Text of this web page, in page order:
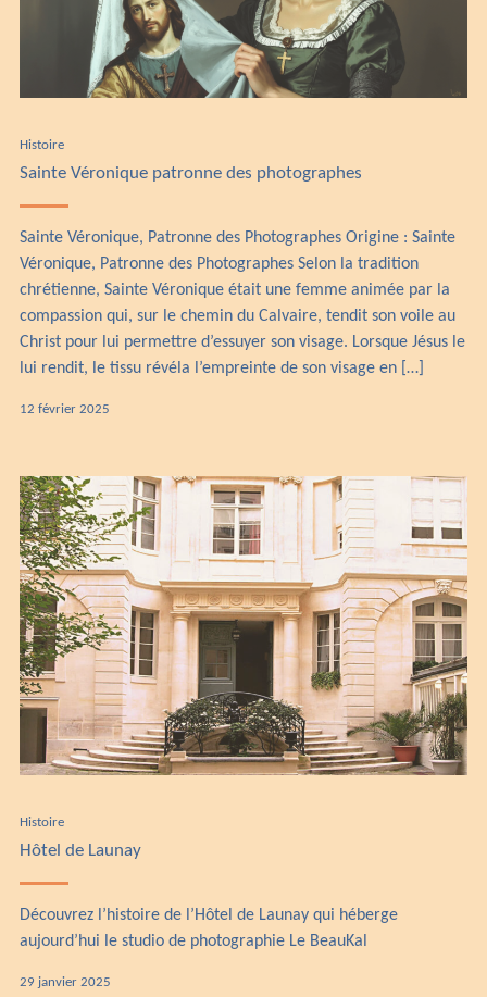
Histoire
Sainte Véronique patronne des photographes
Sainte Véronique, Patronne des Photographes Origine : Sainte
Véronique, Patronne des Photographes Selon la tradition
chrétienne, Sainte Véronique était une femme animée par la
compassion qui, sur le chemin du Calvaire, tendit son voile au
Christ pour lui permettre d’essuyer son visage. Lorsque Jésus le
lui rendit, le tissu révéla l’empreinte de son visage en […]
12 février 2025
Histoire
Hôtel de Launay
Découvrez l’histoire de l’Hôtel de Launay qui héberge
aujourd’hui le studio de photographie Le BeauKal
29 janvier 2025